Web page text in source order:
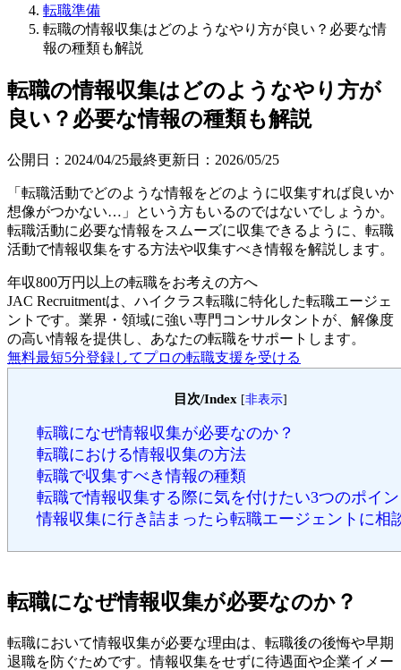
転職準備
転職の情報収集はどのようなやり方が良い？必要な情
報の種類も解説
転職の情報収集はどのようなやり方が
良い？必要な情報の種類も解説
公開日： 2024/04/25最終更新日： 2026/05/25
「転職活動でどのような情報をどのように収集すれば良いか
想像がつかない…」という方もいるのではないでしょうか。
転職活動に必要な情報をスムーズに収集できるように、転職
活動で情報収集をする方法や収集すべき情報を解説します。
年収800万円以上の転職をお考えの方へ
JAC Recruitmentは、ハイクラス転職に特化した転職エージェ
ントです。 業界・領域に強い専門コンサルタントが、解像度
の高い情報を提供し、あなたの転職をサポートします。
無料最短5分登録してプロの転職支援を受ける
目次/Index [非表示]
転職になぜ情報収集が必要なのか？
転職における情報収集の方法
転職で収集すべき情報の種類
転職で情報収集する際に気を付けたい3つのポイ
情報収集に行き詰まったら転職エージェントに相
転職になぜ情報収集が必要なのか？
転職において情報収集が必要な理由は、転職後の後悔や早期
退職を防ぐためです。情報収集をせずに待遇面や企業イメー